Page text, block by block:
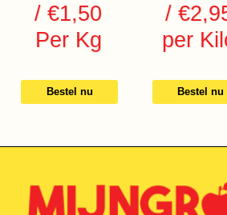
/ €1,50
Per Kg
Bestel nu
/
per
Bestel nu